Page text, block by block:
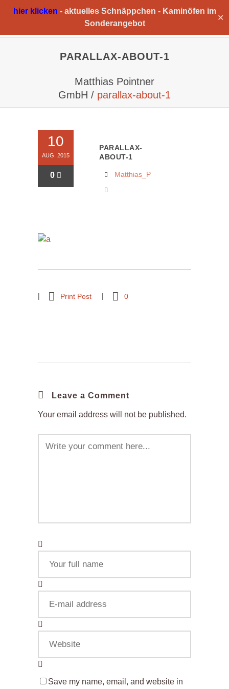
hier klicken - aktuelles Schnäppchen - Kaminöfen im
Sonderangebot
✕
PARALLAX-ABOUT-1
Matthias Pointner
GmbH / parallax-about-1
10
AUG. 2015
0
PARALLAX-
ABOUT-1
Matthias_P
Print Post 0
Leave a Comment
Your email address will not be published.
Save my name, email, and website in